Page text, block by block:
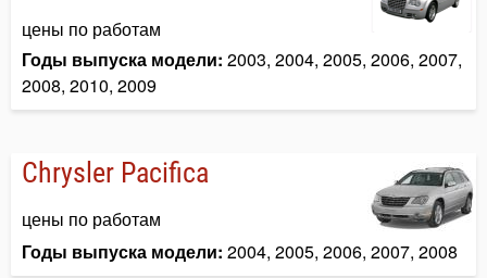
цены по работам
Годы выпуска модели: 2003, 2004, 2005, 2006, 2007,
2008, 2010, 2009
Chrysler Pacifica
цены по работам
Годы выпуска модели: 2004, 2005, 2006, 2007, 2008